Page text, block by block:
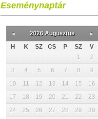
Eseménynaptár
2026 Augusztus
H
K SZ CS P SZ
V
1
2
3
4 5 6 7 8
9
10
11 12 13 14 15
16
17
18 19 20 21 22
23
24
25 26 27 28 29
30